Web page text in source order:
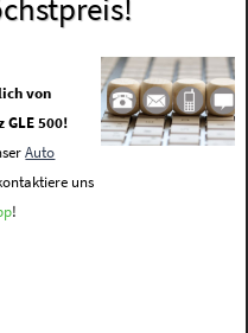
von
GLE 500!
Auto
uns
!